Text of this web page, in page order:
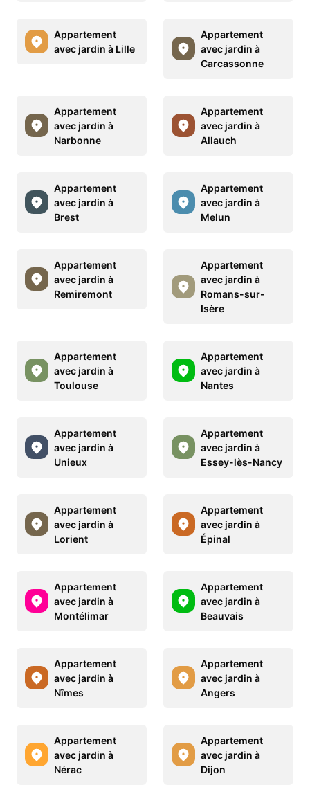
Appartement
avec jardin à Lille
Appartement
avec jardin à
Carcassonne
Appartement
avec jardin à
Narbonne
Appartement
avec jardin à
Allauch
Appartement
avec jardin à
Brest
Appartement
avec jardin à
Melun
Appartement
avec jardin à
Remiremont
Appartement
avec jardin à
Romans-sur-
Isère
Appartement
avec jardin à
Toulouse
Appartement
avec jardin à
Nantes
Appartement
avec jardin à
Unieux
Appartement
avec jardin à
Essey-lès-Nancy
Appartement
avec jardin à
Lorient
Appartement
avec jardin à
Épinal
Appartement
avec jardin à
Montélimar
Appartement
avec jardin à
Beauvais
Appartement
avec jardin à
Nîmes
Appartement
avec jardin à
Angers
Appartement
avec jardin à
Nérac
Appartement
avec jardin à
Dijon